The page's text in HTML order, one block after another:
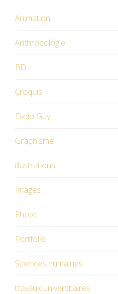
Animation
Anthropologie
BD
Croquis
Ekolo Guy
Graphisme
illustrations
Images
Photo
Portfolio
Sciences humaines
travaux universitaires